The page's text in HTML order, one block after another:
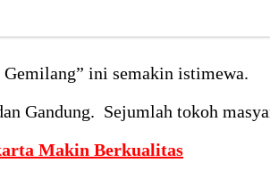
ini semakin istimewa.
Gandung. Sejumlah tokoh
Makin Berkualitas